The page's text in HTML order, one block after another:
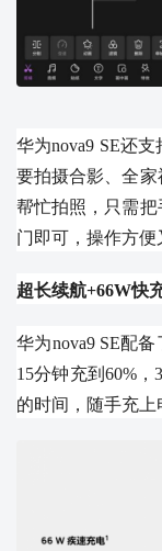
华为nova9 SE还
要拍摄合影、全
帮忙拍照，只需
门即可，操作方便
超长续航+66W快
华为nova9 SE配
15分钟充到60%
的时间，随手充上